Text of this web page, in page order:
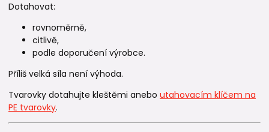
Dotahovat:
rovnoměrně,
citlivě,
podle doporučení výrobce.
Příliš velká síla není výhoda.
Tvarovky dotahujte kleštěmi anebo utahovacím klíčem na
PE tvarovky.